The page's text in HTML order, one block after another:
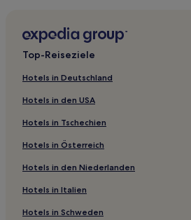
Naizin Hotels
Auray Quiberon Atlantisches Land:
Concarneau Hotels
Lorient Agglomération: Hotels
Kanton Arzano Hotels
Le Saint Hotels
Kervernoïs Hotels
Top-Reiseziele
Hotels in Deutschland
Hotels in den USA
Hotels in Tschechien
Hotels in Österreich
Hotels in den Niederlanden
Hotels in Italien
Hotels in Schweden